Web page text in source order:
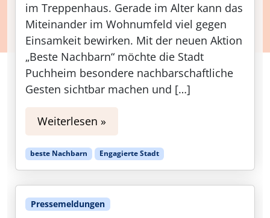
im Treppenhaus. Gerade im Alter kann das
Miteinander im Wohnumfeld viel gegen
Einsamkeit bewirken. Mit der neuen Aktion
„Beste Nachbarn“ möchte die Stadt
Puchheim besondere nachbarschaftliche
Gesten sichtbar machen und […]
Weiterlesen »
beste Nachbarn Engagierte Stadt
Pressemeldungen